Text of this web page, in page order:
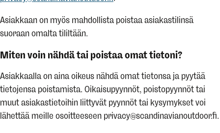
Asiakkaan on myös mahdollista poistaa asiakastilinsä
suoraan omalta tililtään.
Miten voin nähdä tai poistaa omat tietoni?
Asiakkaalla on aina oikeus nähdä omat tietonsa ja pyytää
tietojensa poistamista. Oikaisupyynnöt, poistopyynnöt tai
muut asiakastietoihin liittyvät pyynnöt tai kysymykset voi
lähettää meille osoitteeseen privacy@scandinavianoutdoor.fi.